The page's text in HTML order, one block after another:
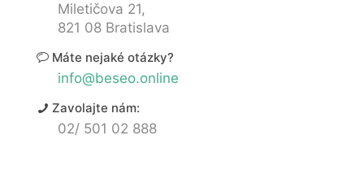
Miletičova 21,
821 08 Bratislava
Máte nejaké otázky?
info@beseo.online
Zavolajte nám:
02/ 501 02 888